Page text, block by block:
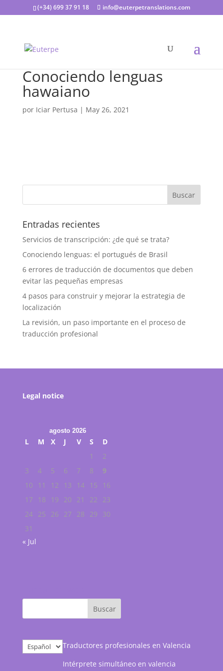
(+34) 699 37 91 18 info@euterpetranslations.com
Conociendo lenguas
hawaiano
por Iciar Pertusa | May 26, 2021
Entradas recientes
Servicios de transcripción: ¿de qué se trata?
Conociendo lenguas: el portugués de Brasil
6 errores de traducción de documentos que deben
evitar las pequeñas empresas
4 pasos para construir y mejorar la estrategia de
localización
La revisión, un paso importante en el proceso de
traducción profesional
Legal notice
agosto 2026
L M X J V S
D
1
2
3
4 5 6 7 8
9
10
11 12 13 14 15
16
17
18 19 20 21 22
23
24 25 26 27 28 29
30
31
« Jul
Elegir
un
Traductores profesionales en Valencia
Intérprete simultáneo en valencia